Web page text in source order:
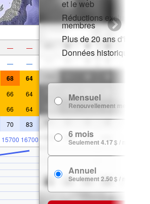
— —
— —
68 64
66 64
66 64
70 83
15700 16700
et le web
Réductions exclusives
membres
Plus de 20 ans
Données historiques
Mensuel
Renouvellement mensuel
6 mois
Seulement 4.17 $ / mois
Annuel
Seulement 2.50 $ / mois